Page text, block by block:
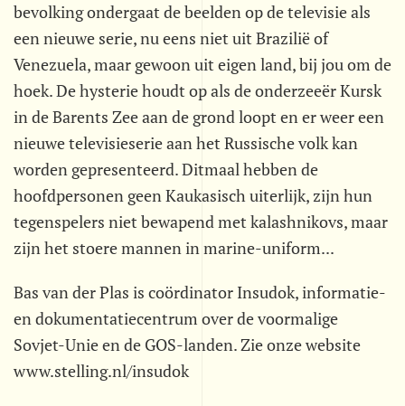
bevolking ondergaat de beelden op de televisie als
een nieuwe serie, nu eens niet uit Brazilië of
Venezuela, maar gewoon uit eigen land, bij jou om de
hoek. De hysterie houdt op als de onderzeeër Kursk
in de Barents Zee aan de grond loopt en er weer een
nieuwe televisieserie aan het Russische volk kan
worden gepresenteerd. Ditmaal hebben de
hoofdpersonen geen Kaukasisch uiterlijk, zijn hun
tegenspelers niet bewapend met kalashnikovs, maar
zijn het stoere mannen in marine-uniform...
Bas van der Plas is coördinator Insudok, informatie-
en dokumentatiecentrum over de voormalige
Sovjet-Unie en de GOS-landen. Zie onze website
www.stelling.nl/insudok